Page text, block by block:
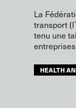
La
transport
tenu une
HEALTH